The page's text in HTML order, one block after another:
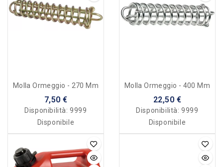
Molla Ormeggio - 270 Mm
7,50 €
Disponibilità:9999
Disponibile
Molla Ormeggio - 400 Mm
22,50 €
Disponibilità:9999
Disponibile